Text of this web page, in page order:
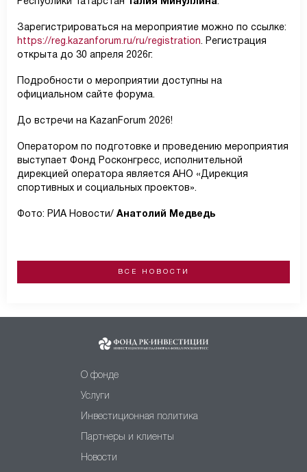
Зарегистрироваться на мероприятие можно по ссылке:
https://reg.kazanforum.ru/ru/registration. Регистрация
открыта до 30 апреля 2026г.
Подробности о мероприятии доступны на
официальном сайте форума.
До встречи на KazanForum 2026!
Оператором по подготовке и проведению мероприятия
выступает Фонд Росконгресс, исполнительной
дирекцией оператора является АНО «Дирекция
спортивных и социальных проектов».
Фото: РИА Новости/ Анатолий Медведь
ВСЕ НОВОСТИ
О фонде
Услуги
Инвестиционная политика
Партнеры и клиенты
Новости